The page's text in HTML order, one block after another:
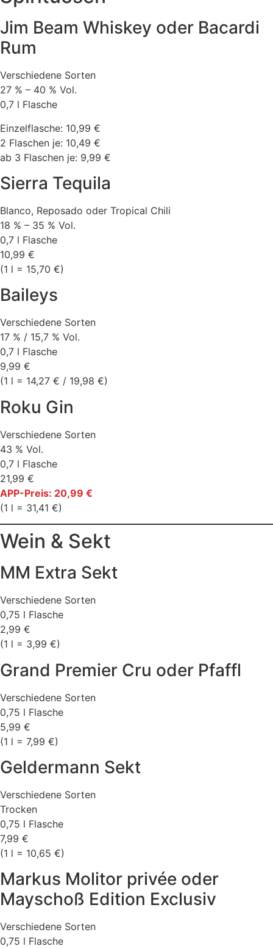
Jim Beam Whiskey oder Bacardi
Rum
Verschiedene Sorten
27 % – 40 % Vol.
0,7 l Flasche
Einzelflasche: 10,99 €
2 Flaschen je: 10,49 €
ab 3 Flaschen je: 9,99 €
Sierra Tequila
Blanco, Reposado oder Tropical Chili
18 % – 35 % Vol.
0,7 l Flasche
10,99 €
(1 l = 15,70 €)
Baileys
Verschiedene Sorten
17 % / 15,7 % Vol.
0,7 l Flasche
9,99 €
(1 l = 14,27 € / 19,98 €)
Roku Gin
Verschiedene Sorten
43 % Vol.
0,7 l Flasche
21,99 €
APP-Preis: 20,99 €
(1 l = 31,41 €)
Wein & Sekt
MM Extra Sekt
Verschiedene Sorten
0,75 l Flasche
2,99 €
(1 l = 3,99 €)
Grand Premier Cru oder Pfaffl
Verschiedene Sorten
0,75 l Flasche
5,99 €
(1 l = 7,99 €)
Geldermann Sekt
Verschiedene Sorten
Trocken
0,75 l Flasche
7,99 €
(1 l = 10,65 €)
Markus Molitor privée oder
Mayschoß Edition Exclusiv
Verschiedene Sorten
0,75 l Flasche